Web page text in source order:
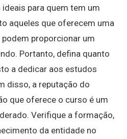
para quem tem um
aqueles que oferecem uma
proporcionar um
Portanto, defina quanto
a dedicar aos estudos
disso, a reputação do
que oferece o curso é um
Verifique a formação,
da entidade no